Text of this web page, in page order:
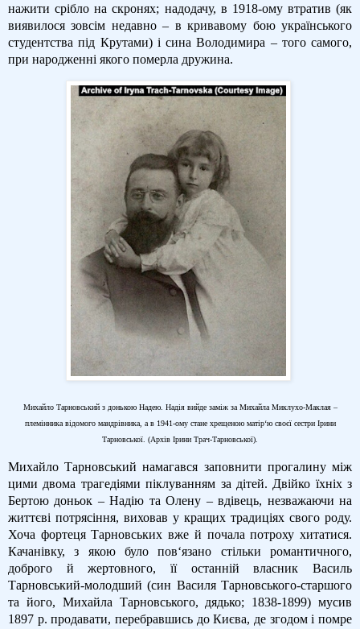
нажити срібло на скронях; надодачу, в 1918-ому втратив (як
виявилося зовсім недавно – в кривавому бою українського
студентства під Крутами) і сина Володимира – того самого,
при народженні якого померла дружина.
Михайло Тарновський з донькою Надею. Надія вийде заміж за Михайла Миклухо-Маклая –
племінника відомого мандрівника, а в 1941-ому стане хрещеною матір‘ю своєї сестри Ірини
Тарновської. (Архів Ірини Трач-Тарновської).
Михайло Тарновський намагався заповнити прогалину між
цими двома трагедіями піклуванням за дітей. Двійко їхніх з
Бертою доньок – Надію та Олену – вдівець, незважаючи на
життєві потрясіння, виховав у кращих традиціях свого роду.
Хоча фортеця Тарновських вже й почала потроху хитатися.
Качанівку, з якою було пов‘язано стільки романтичного,
доброго й жертовного, її останній власник Василь
Тарновський-молодший (син Василя Тарновського-старшого
та його, Михайла Тарновського, дядько; 1838-1899) мусив
1897 р. продавати, перебравшись до Києва, де згодом і помре